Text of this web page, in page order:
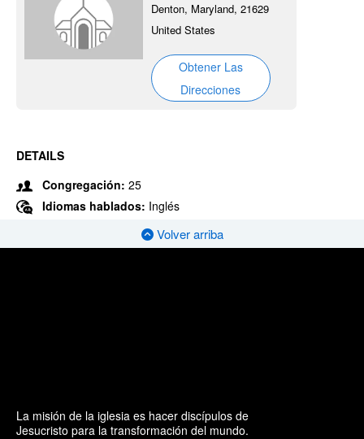
Denton, Maryland, 21629
United States
Obtener Las
Direcciones
DETAILS
Congregación: 25
Idiomas hablados: Inglés
Volver arriba
La misión de la iglesia es hacer discípulos de
Jesucristo para la transformación del mundo.